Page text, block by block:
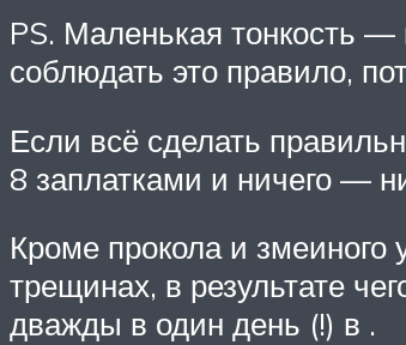
PS. Маленькая тонкость
соблюдать это правило,
Если всё сделать
8 заплатками и ничего —
Кроме прокола и
трещинах, в результате
дважды в один день (!) в .